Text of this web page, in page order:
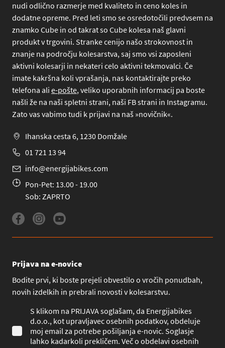
nudi odlično razmerje med kvaliteto in ceno koles in
dodatne opreme. Pred leti smo se osredotočili predvsem na
znamko Cube in od takrat so Cube kolesa naš glavni
produkt v trgovini. Stranke cenijo našo strokovnost in
znanje na področju kolesarstva, saj smo vsi zaposleni
aktivni kolesarji in nekateri celo aktivni tekmovalci. Če
imate kakršna koli vprašanja, nas kontaktirajte preko
telefona ali e-pošte, veliko uporabnih informacij pa boste
našli že na naši spletni strani, naši FB strani in Instagramu.
Zato vas vabimo tudi k prijavi na naš »novičnik«.
Ihanska cesta 6, 1230 Domžale
01 721 13 94
info@energijabikes.com
Pon-Pet: 13.00 - 19.00
Sob: ZAPRTO
Prijava na e-novice
Bodite prvi, ki boste prejeli obvestilo o vročih ponudbah,
novih izdelkih in prebrali novosti v kolesarstvu.
S klikom na PRIJAVA soglašam, da Energijabikes
d.o.o., kot upravljavec osebnih podatkov, obdeluje
moj email za potrebe pošiljanja e-novic. Soglasje
lahko kadarkoli prekličem. Več o obdelavi osebnih